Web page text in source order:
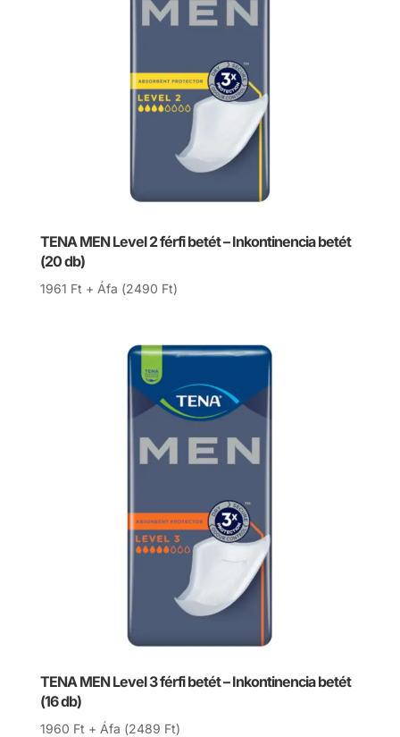
TENA MEN Level 2 férfi betét – Inkontinencia betét
(20 db)
1961 Ft + Áfa (2490 Ft)
TENA MEN Level 3 férfi betét – Inkontinencia betét
(16 db)
1960 Ft + Áfa (2489 Ft)